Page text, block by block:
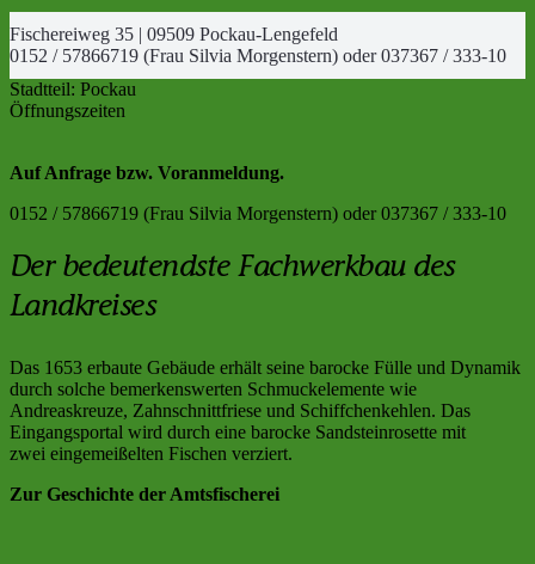
Fischereiweg 35 | 09509 Pockau-Lengefeld
0152 / 57866719 (Frau Silvia Morgenstern) oder 037367 / 333-10
Stadtteil: Pockau
Öffnungszeiten
Auf Anfrage bzw. Voranmeldung.
0152 / 57866719 (Frau Silvia Morgenstern) oder 037367 / 333-10
Der bedeutendste Fachwerkbau des
Landkreises
Das 1653 erbaute Gebäude erhält seine barocke Fülle und Dynamik
durch solche bemerkenswerten Schmuckelemente wie
Andreaskreuze, Zahnschnittfriese und Schiffchenkehlen. Das
Eingangsportal wird durch eine barocke Sandsteinrosette mit
zwei eingemeißelten Fischen verziert.
Zur Geschichte der Amtsfischerei